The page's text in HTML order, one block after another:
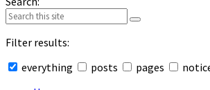
Filter results:
everything
posts pages